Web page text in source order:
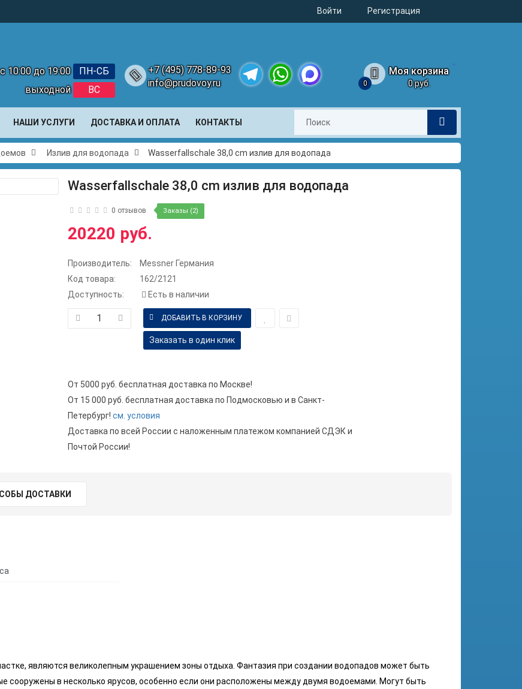
Войти Регистрация
с 10:00 до 19:00
ПН-СБ
выходной
ВС
+7 (495) 778-89-93
info@prudovoy.ru
Моя корзина
0 0 руб.
НАШИ УСЛУГИ ДОСТАВКА И ОПЛАТА КОНТАКТЫ
Излив для водопада Wasserfallschale 38,0 cm излив для водопада
Wasserfallschale 38,0 cm излив для водопада
0 отзывов Заказы (2)
20220 руб.
Производитель:
Messner Германия
Код товара:
162/2121
Доступность:
Есть в наличии
Заказать в один клик
От 5000 руб. бесплатная доставка по Москве!
От 15 000 руб. бесплатная доставка по Подмосковью и в Санкт-
Петербург! см. условия
Доставка по всей России с наложенным платежом компанией СДЭК и
Почтой России!
ДОСТАВКИ
являются великолепным украшением зоны отдыха. Фантазия при создании водопадов может быть
сооружены в несколько ярусов, особенно если они расположены между двумя водоемами. Могут быть